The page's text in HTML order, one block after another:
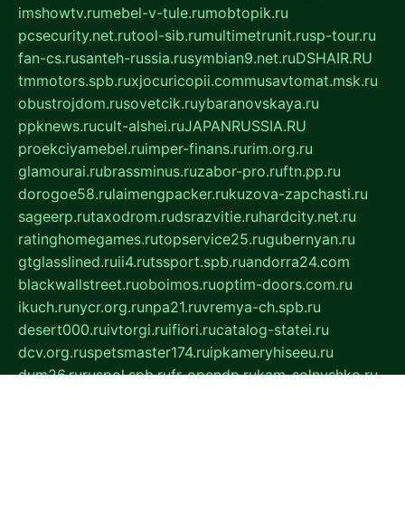
imshowtv.rumebel-v-tule.rumobtopik.ru
pcsecurity.net.rutool-sib.rumultimetrunit.rusp-tour.ru
fan-cs.rusanteh-russia.rusymbian9.net.ruDSHAIR.RU
tmmotors.spb.ruxjocuricopii.commusavtomat.msk.ru
obustrojdom.rusovetcik.ruybaranovskaya.ru
ppknews.rucult-alshei.ruJAPANRUSSIA.RU
proekciyamebel.ruimper-finans.rurim.org.ru
glamourai.rubrassminus.ruzabor-pro.ruftn.pp.ru
dorogoe58.rulaimengpacker.rukuzova-zapchasti.ru
sageerp.rutaxodrom.rudsrazvitie.ruhardcity.net.ru
ratinghomegames.rutopservice25.rugubernyan.ru
gtglasslined.ruii4.rutssport.spb.ruandorra24.com
blackwallstreet.ruoboimos.ruoptim-doors.com.ru
ikuch.runycr.org.runpa21.ruvremya-ch.spb.ru
desert000.ruivtorgi.ruifiori.rucatalog-statei.ru
dcv.org.ruspetsmaster174.ruipkameryhiseeu.ru
dum26.ruruspol.spb.rufr-opendp.rukam-solnyshko.ru